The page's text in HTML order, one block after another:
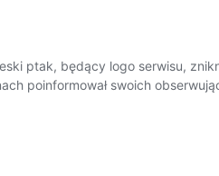
ptak, będący logo serwisu,
poinformował swoich